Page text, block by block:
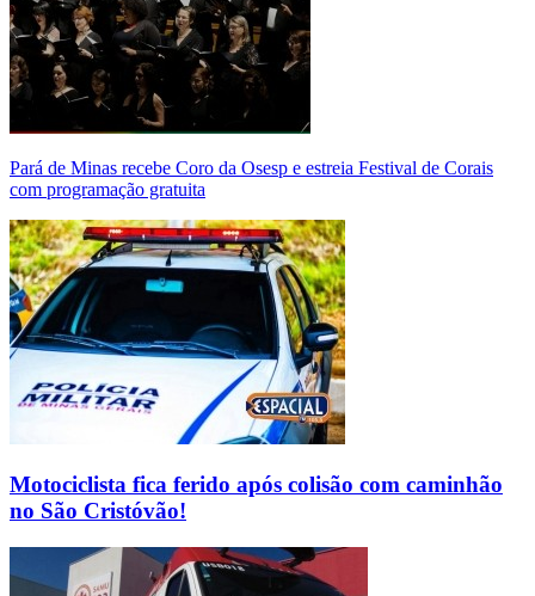
Pará de Minas recebe Coro da Osesp e estreia Festival de Corais
com programação gratuita
Motociclista fica ferido após colisão com caminhão
no São Cristóvão!